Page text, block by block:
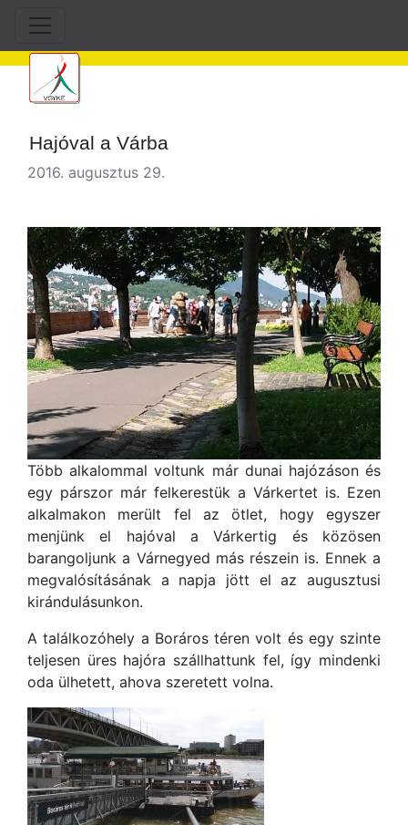
Hajóval a Várba
2016. augusztus 29.
Több alkalommal voltunk már dunai hajózáson és
egy párszor már felkerestük a Várkertet is. Ezen
alkalmakon merült fel az ötlet, hogy egyszer
menjünk el hajóval a Várkertig és közösen
barangoljunk a Várnegyed más részein is. Ennek a
megvalósításának a napja jött el az augusztusi
kirándulásunkon.
A találkozóhely a Boráros téren volt és egy szinte
teljesen üres hajóra szállhattunk fel, így mindenki
oda ülhetett, ahova szeretett volna.